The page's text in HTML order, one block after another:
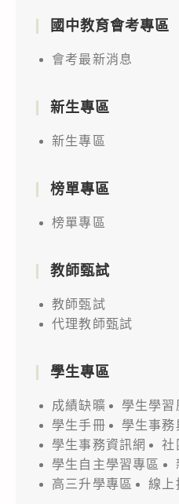
國中教育會考專區
會考最新消息
新生專區
新生專區
榜單專區
榜單專區
教師甄試
教師甄試
代理教師甄試
學生專區
成績缺曠
學生學習
學生手冊
學生事務
學生事務資訊網
社
學生自主學習專區
高三升學專區
線上